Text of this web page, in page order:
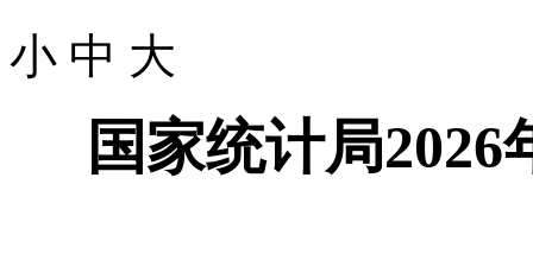
小 中 大
国家统计局